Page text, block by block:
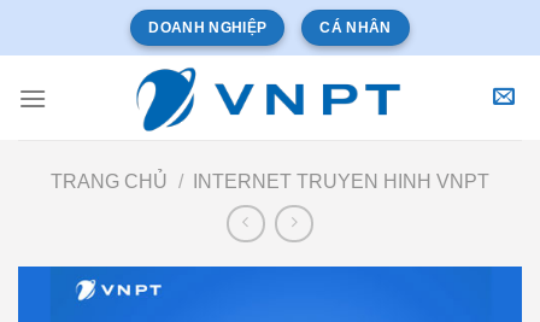
dung
DOANH NGHIỆP CÁ NHÂN
TRANG CHỦ / INTERNET TRUYEN HINH VNPT